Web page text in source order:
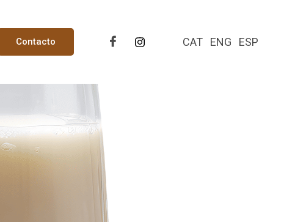
Contacto CAT ENG ESP